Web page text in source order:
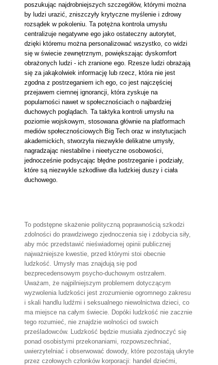
poszukując najdrobniejszych szczegółów, którymi można
by ludzi urazić, zniszczyły krytyczne myślenie i zdrowy
rozsądek w pokoleniu. Ta potężna kontrola umysłu
centralizuje negatywne ego jako ostateczny autorytet,
dzięki któremu można personalizować wszystko, co widzi
się w świecie zewnętrznym, powiększając dyskomfort
obrażonych ludzi - ich zranione ego. Rzesze ludzi obrażają
się za jakąkolwiek informację lub rzecz, która nie jest
zgodna z postrzeganiem ich ego, co jest najczęściej
przejawem ciemnej ignorancji, która zyskuje na
popularności nawet w społecznościach o najbardziej
duchowych poglądach. Ta taktyka kontroli umysłu na
poziomie wojskowym, stosowana głównie na platformach
mediów społecznościowych Big Tech oraz w instytucjach
akademickich, stworzyła niezwykle delikatne umysły,
nagradzając niestabilne i nieetyczne osobowości,
jednocześnie podsycając błędne postrzeganie i podziały,
które są niezwykle szkodliwe dla ludzkiej duszy i ciała
duchowego.
To podstępne skażenie polityczną poprawnością szkodzi
zdolności do prawdziwego zjednoczenia się i zdobycia siły,
aby móc przedstawić nieświadomej opinii publicznej
najważniejsze kwestie, przed którymi stoi obecnie
ludzkość. Umysły mas znajdują się pod
bezprecedensowym psycho-duchowym ostrzałem.
Uważam, że najpilniejszym problemem dotyczącym
wyzwolenia ludzkości jest zrozumienie ogromnego zakresu
i skali handlu ludźmi i seksualnego niewolnictwa dzieci, co
ma miejsce na całym świecie. Dopóki ludzkość nie zacznie
tego rozumieć, nie znajdzie wolności od swoich
prześladowców. Ludzkość będzie musiała zjednoczyć się
ponad osobistymi przekonaniami, rozpowszechniać,
uwierzytelniać i obserwować dowody, które pozostają ukryte
przez czołowych członków korporacji: handel dziećmi,